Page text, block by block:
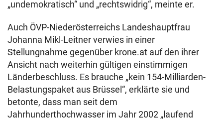
„undemokratisch“ und „rechtswidrig“, meinte er.
Auch ÖVP-Niederösterreichs Landeshauptfrau
Johanna Mikl-Leitner verwies in einer
Stellungnahme gegenüber krone.at auf den ihrer
Ansicht nach weiterhin gültigen einstimmigen
Länderbeschluss. Es brauche „kein 154-Milliarden-
Belastungspaket aus Brüssel“, erklärte sie und
betonte, dass man seit dem
Jahrhunderthochwasser im Jahr 2002 „laufend